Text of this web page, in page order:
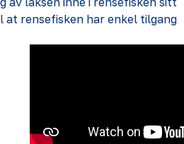
at rensefisken har enkel tilgang